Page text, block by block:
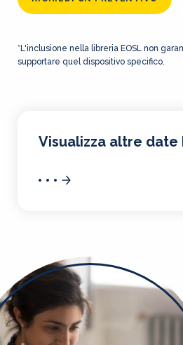
*L'inclusione nella libreria EOSL non
supportare quel dispositivo specifico.
Visualizza altre date